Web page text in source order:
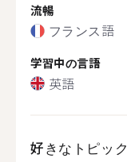
流暢
フランス語
学習中の言語
英語
好きなトピック